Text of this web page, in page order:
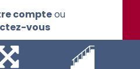
compteou
vous